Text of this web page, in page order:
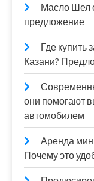
Масло Шел
предложение
Где купить
Казани?
они помогают
автомобилем
Аренда
Почему это